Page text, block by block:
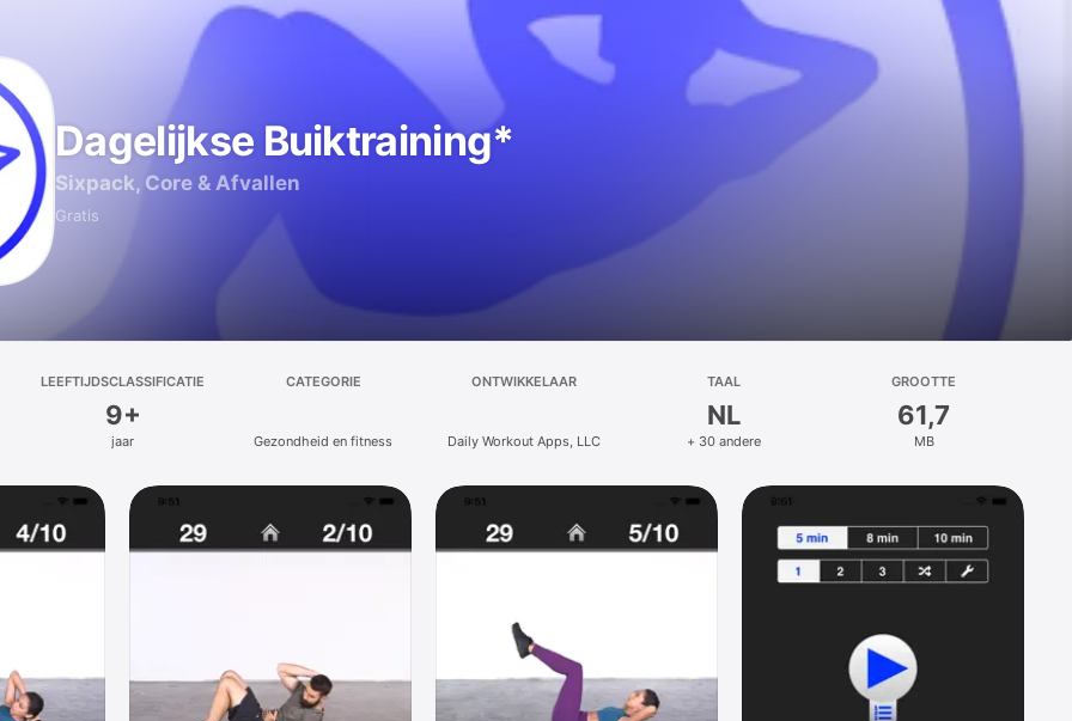
Dagelijkse Buiktraining*
Sixpack, Core & Afvallen
Gratis
LEEFTIJDSCLASSIFICATIE
9+
jaar
CATEGORIE
Gezondheid en fitness
ONTWIKKELAAR
Daily Workout Apps, LLC
TAAL
NL
+ 30 andere
GROOTTE
61,7
MB